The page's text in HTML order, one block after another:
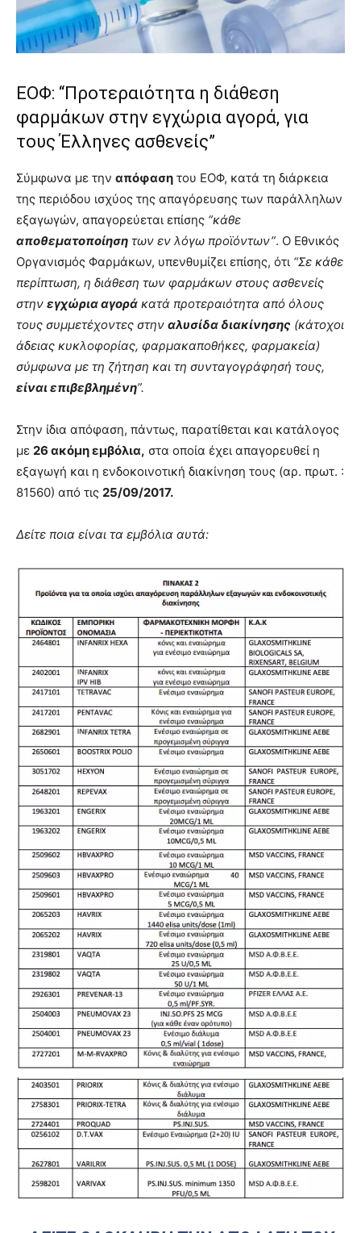
ΕΟΦ: “Προτεραιότητα η διάθεση
φαρμάκων στην εγχώρια αγορά, για
τους Έλληνες ασθενείς”
Σύμφωνα με την απόφαση του ΕΟΦ, κατά τη διάρκεια
της περιόδου ισχύος της απαγόρευσης των παράλληλων
εξαγωγών, απαγορεύεται επίσης “κάθε
αποθεματοποίηση των εν λόγω προϊόντων”. Ο Εθνικός
Οργανισμός Φαρμάκων, υπενθυμίζει επίσης, ότι “Σε κάθε
περίπτωση, η διάθεση των φαρμάκων στους ασθενείς
στην εγχώρια αγορά κατά προτεραιότητα από όλους
τους συμμετέχοντες στην αλυσίδα διακίνησης (κάτοχοι
άδειας κυκλοφορίας, φαρμακαποθήκες, φαρμακεία)
σύμφωνα με τη ζήτηση και τη συνταγογράφησή τους,
είναι επιβεβλημένη”.
Στην ίδια απόφαση, πάντως, παρατίθεται και κατάλογος
με 26 ακόμη εμβόλια, στα οποία έχει απαγορευθεί η
εξαγωγή και η ενδοκοινοτική διακίνηση τους (αρ. πρωτ. :
81560) από τις 25/09/2017.
Δείτε ποια είναι τα εμβόλια αυτά: